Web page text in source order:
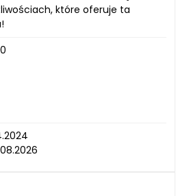
które oferuje ta